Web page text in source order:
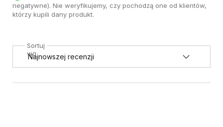
negatywne). Nie weryfikujemy, czy pochodzą one od klientów,
którzy kupili dany produkt.
Sortuj
wg